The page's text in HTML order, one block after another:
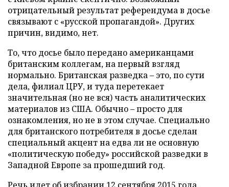
отрицательный результат референдума в досье
связывают с «русской пропагандой». Других
причин, видимо, нет.
То, что досье было передано американцами
британским коллегам, на первый взгляд
нормально. Британская разведка – это, по сути
дела, филиал ЦРУ, и туда перетекает
значительная (но не вся) часть аналитических
материалов из США. Обычно – просто для
ознакомления, но не в этом случае. Специально
для британского потребителя в досье сделан
специальный акцент на едва ли не основную
«политическую победу» российской разведки в
Западной Европе за прошедший год.